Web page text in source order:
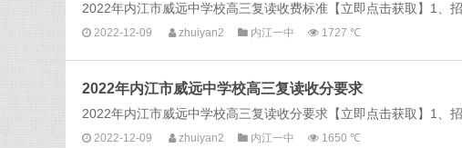
2022年内江市威远中学校高三复读收费标准【立即点击获取】1、
2022-12-09 zhuiyan2 内江一中 1727 ℃
2022年内江市威远中学校高三复读收分要求
2022年内江市威远中学校高三复读收分要求【立即点击获取】1、
2022-12-09 zhuiyan2 内江一中 1650 ℃